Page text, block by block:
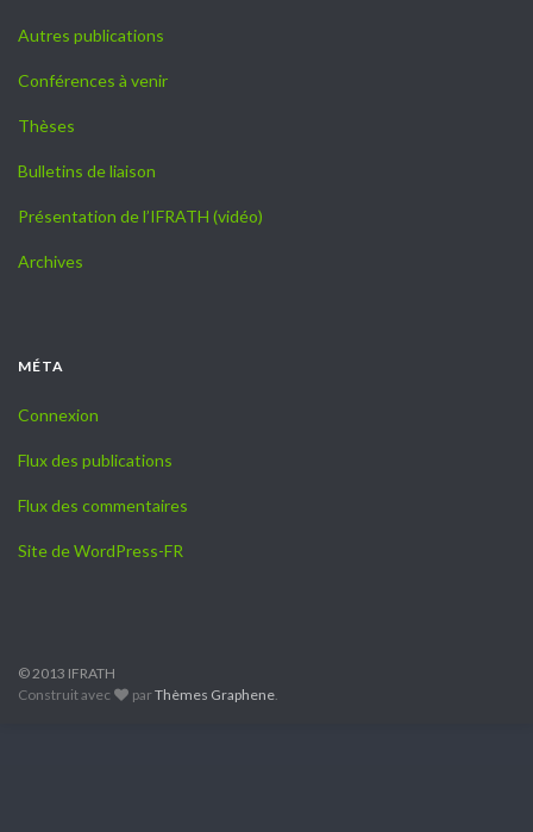
Autres publications
Conférences à venir
Thèses
Bulletins de liaison
Présentation de l’IFRATH (vidéo)
Archives
MÉTA
Connexion
Flux des publications
Flux des commentaires
Site de WordPress-FR
© 2013 IFRATH
Construit avec
parThèmes Graphene.